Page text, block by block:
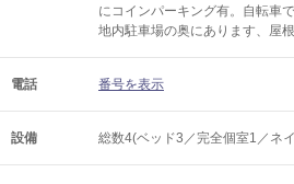
にコインパーキング有。自転車
地内駐車場の奥にあります、屋
電話 番号を表示
設備 総数4(ベッド3／完全個室1／ネ